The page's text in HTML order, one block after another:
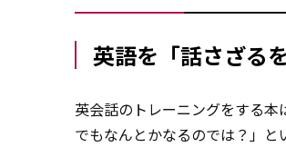
英語を「話さざる
英会話のトレーニングをする本
でもなんとかなるのでは？」と